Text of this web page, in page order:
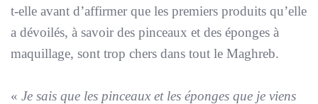
t-elle avant d’affirmer que les premiers produits qu’elle
a dévoilés, à savoir des pinceaux et des éponges à
maquillage, sont trop chers dans tout le Maghreb.
« Je sais que les pinceaux et les éponges que je viens